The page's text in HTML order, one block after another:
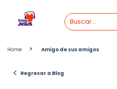
content
Home > Amigo de sus amigos
< Regresar a Blog